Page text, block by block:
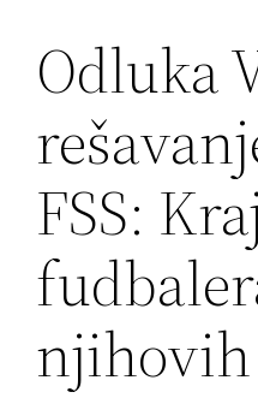
Odluka
FSS: